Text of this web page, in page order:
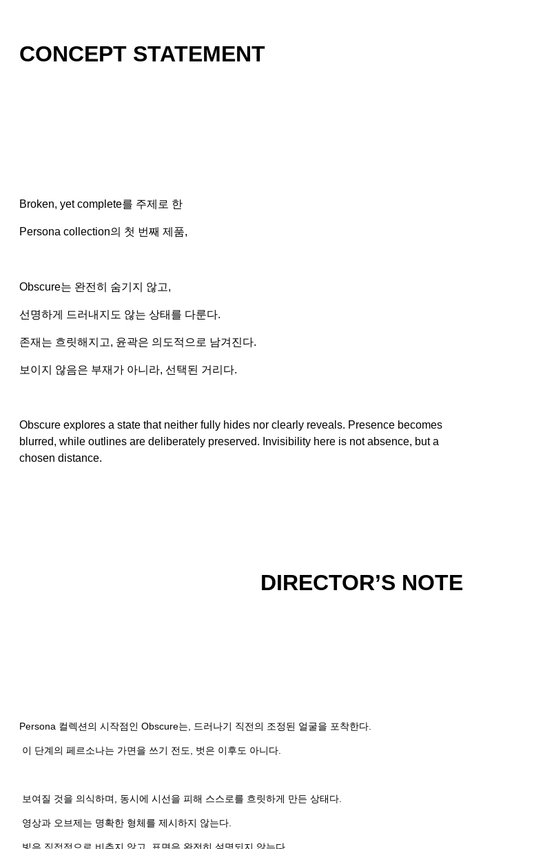
CONCEPT STATEMENT
Broken, yet complete를 주제로 한
Persona collection의 첫 번째 제품,
Obscure는 완전히 숨기지 않고,
선명하게 드러내지도 않는 상태를 다룬다.
존재는 흐릿해지고, 윤곽은 의도적으로 남겨진다.
보이지 않음은 부재가 아니라, 선택된 거리다.
Obscure explores a state that neither fully hides nor clearly reveals. Presence becomes
blurred, while outlines are deliberately preserved. Invisibility here is not absence, but a
chosen distance.
DIRECTOR’S NOTE
Persona 컬렉션의 시작점인 Obscure는, 드러나기 직전의 조정된 얼굴을 포착한다.
이 단계의 페르소나는 가면을 쓰기 전도, 벗은 이후도 아니다.
보여질 것을 의식하며, 동시에 시선을 피해 스스로를 흐릿하게 만든 상태다.
영상과 오브제는 명확한 형체를 제시하지 않는다.
빛은 직접적으로 비추지 않고, 표면은 완전히 설명되지 않는다.